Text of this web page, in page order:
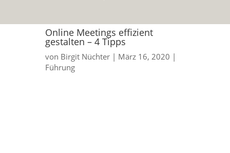
Online Meetings effizient
gestalten – 4 Tipps
von Birgit Nüchter| März 16, 2020 |
Führung